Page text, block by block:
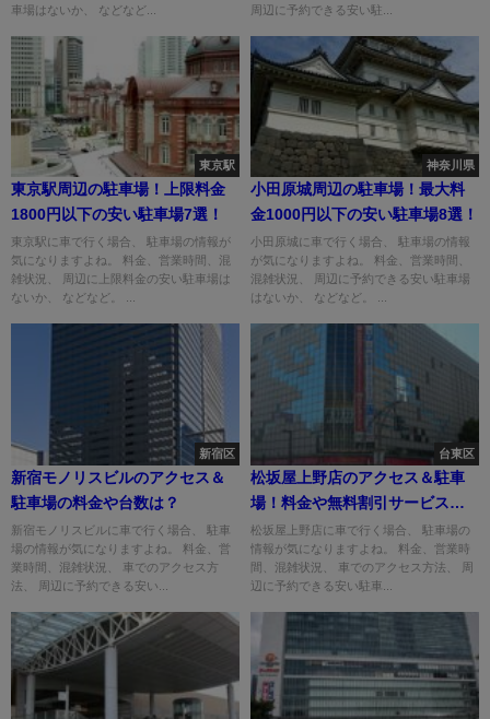
車場はないか、 などなど...
周辺に予約できる安い駐...
東京駅
東京駅周辺の駐車場！上限料金
1800円以下の安い駐車場7選！
東京駅に車で行く場合、 駐車場の情報が
気になりますよね。 料金、営業時間、混
雑状況、 周辺に上限料金の安い駐車場は
ないか、 などなど。 ...
神奈川県
小田原城周辺の駐車場！最大料
金1000円以下の安い駐車場8選！
小田原城に車で行く場合、 駐車場の情報
が気になりますよね。 料金、営業時間、
混雑状況、 周辺に予約できる安い駐車場
はないか、 などなど。 ...
新宿区
新宿モノリスビルのアクセス＆
駐車場の料金や台数は？
新宿モノリスビルに車で行く場合、 駐車
場の情報が気になりますよね。 料金、営
業時間、混雑状況、 車でのアクセス方
法、 周辺に予約できる安い...
台東区
松坂屋上野店のアクセス＆駐車
場！料金や無料割引サービス
は？
松坂屋上野店に車で行く場合、 駐車場の
情報が気になりますよね。 料金、営業時
間、混雑状況、 車でのアクセス方法、 周
辺に予約できる安い駐車...